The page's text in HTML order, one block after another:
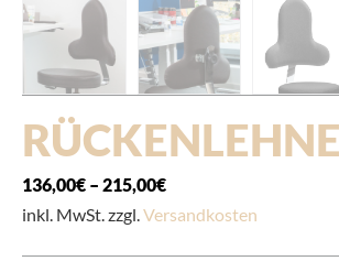
136,00€ – 215,00€
inkl. MwSt. zzgl. Versandkosten